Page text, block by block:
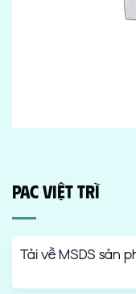
PAC Việt Trì
Tải về MSDS sản